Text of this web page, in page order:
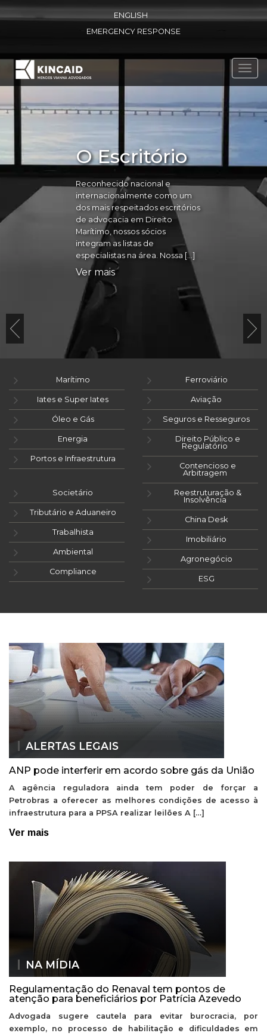
ENGLISH
EMERGENCY RESPONSE
O Escritório
Reconhecido nacional e
internacionalmente como um
dos mais respeitados escritórios
de advocacia em Direito
Marítimo, nossos sócios
integram as listas de
especialistas na área. Nossa […]
Ver mais
Marítimo
Iates e Super Iates
Óleo e Gás
Energia
Portos e Infraestrutura
Ferroviário
Aviação
Seguros e Resseguros
Direito Público e
Regulatório
Contencioso e
Arbitragem
Societário
Tributário e Aduaneiro
Trabalhista
Ambiental
Compliance
Reestruturação &
Insolvência
China Desk
Imobiliário
Agronegócio
ESG
ALERTAS LEGAIS
ANP pode interferir em acordo sobre gás da União
A agência reguladora ainda tem poder de forçar a
Petrobras a oferecer as melhores condições de acesso à
infraestrutura para a PPSA realizar leilões A […]
Ver mais
NA MÍDIA
Regulamentação do Renaval tem pontos de
atenção para beneficiários por Patrícia Azevedo
Advogada sugere cautela para evitar burocracia, por
exemplo, no processo de habilitação e dificuldades em